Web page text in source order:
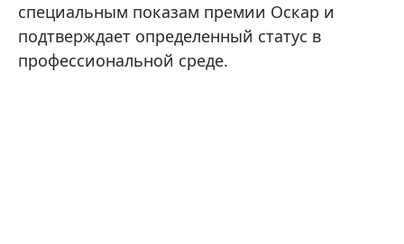
специальным показам премии Оскар и
подтверждает определенный статус в
профессиональной среде.